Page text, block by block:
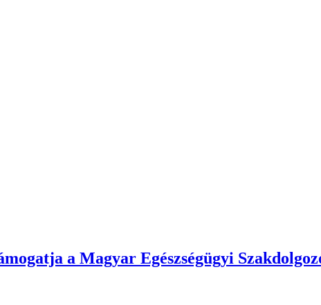
a Magyar Egészségügyi